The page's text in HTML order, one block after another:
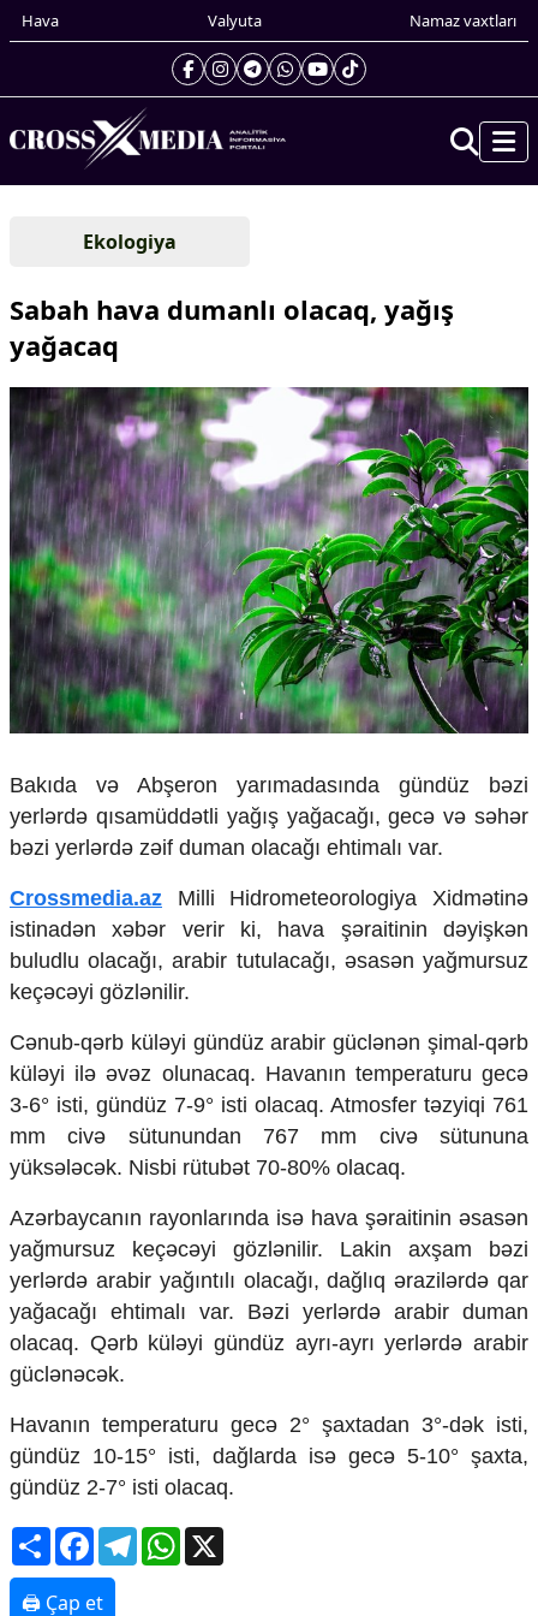
Hava Valyuta Namaz vaxtları
Gündəm
Xarici xəbərlər
Cənubi Qafqaz
Yaxın Şərq
Avropa
Amerika
Asiya
Afrika
Çarpaz baxış
Təhlil
Siyasi
Geosiyasi
İqtisadi
Sosioloji
Multimedia
Foto
Video
Podcast
Humanitar
Elm və təhsil
Diaspor
Yüksəliş hekayəsi
Mədəniyyətimizin Zəfəri
Zəfər Diasporu
Səhiyyə
Ailə və uşaq
İqtisadiyyat
İqtisadi xəbərlər
Energetika
Neft-qaz
Əmək və sosial siyasət
Hərbi sənaye
Telekommunikasiya və nəqliyyat
COP29
Crossmedia.az - 1 yaş
Ekologiya
Sabah hava dumanlı olacaq, yağış
yağacaq
Bakıda və Abşeron yarımadasında gündüz bəzi
yerlərdə qısamüddətli yağış yağacağı, gecə və səhər
bəzi yerlərdə zəif duman olacağı ehtimalı var.
Crossmedia.az Milli Hidrometeorologiya Xidmətinə
istinadən xəbər verir ki, hava şəraitinin dəyişkən
buludlu olacağı, arabir tutulacağı, əsasən yağmursuz
keçəcəyi gözlənilir.
Cənub-qərb küləyi gündüz arabir güclənən şimal-qərb
küləyi ilə əvəz olunacaq. Havanın temperaturu gecə
3-6° isti, gündüz 7-9° isti olacaq. Atmosfer təzyiqi 761
mm civə sütunundan 767 mm civə sütununa
yüksələcək. Nisbi rütubət 70-80% olacaq.
Azərbaycanın rayonlarında isə hava şəraitinin əsasən
yağmursuz keçəcəyi gözlənilir. Lakin axşam bəzi
yerlərdə arabir yağıntılı olacağı, dağlıq ərazilərdə qar
yağacağı ehtimalı var. Bəzi yerlərdə arabir duman
olacaq. Qərb küləyi gündüz ayrı-ayrı yerlərdə arabir
güclənəcək.
Havanın temperaturu gecə 2° şaxtadan 3°-dək isti,
gündüz 10-15° isti, dağlarda isə gecə 5-10° şaxta,
gündüz 2-7° isti olacaq.
ShareFacebookTelegramWhatsApp
🖨 Çap et